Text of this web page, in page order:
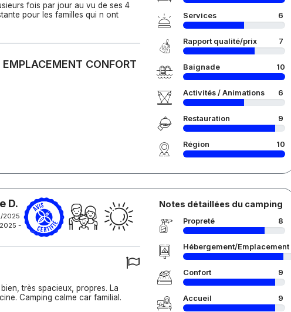
fois par jour au vu de ses 4
pour les familles qui n ont
CONFORT
Services 6
Rapport qualité/prix 7
Baignade 10
Activités / Animations 6
Restauration 9
Région 10
D.
2025
-
très spacieux, propres. La
Camping calme car familial.
Notes détaillées du camping
Propreté 8
Hébergement/Emplacement
Confort 9
Accueil 9